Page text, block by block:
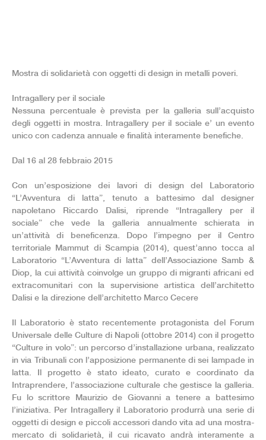
Mostra di solidarietà con oggetti di design in metalli poveri.
Intragallery per il sociale
Nessuna percentuale è prevista per la galleria sull’acquisto
degli oggetti in mostra. Intragallery per il sociale e’ un evento
unico con cadenza annuale e finalità interamente benefiche.
Dal 16 al 28 febbraio 2015
Con un’esposizione dei lavori di design del Laboratorio
“L’Avventura di latta”, tenuto a battesimo dal designer
napoletano Riccardo Dalisi, riprende “Intragallery per il
sociale” che vede la galleria annualmente schierata in
un’attività di beneficenza. Dopo l’impegno per il Centro
territoriale Mammut di Scampia (2014), quest’anno tocca al
Laboratorio “L’Avventura di latta” dell’Associazione Samb &
Diop, la cui attività coinvolge un gruppo di migranti africani ed
extracomunitari con la supervisione artistica dell’architetto
Dalisi e la direzione dell’architetto Marco Cecere
Il Laboratorio è stato recentemente protagonista del Forum
Universale delle Culture di Napoli (ottobre 2014) con il progetto
“Culture in volo”: un percorso d’installazione urbana, realizzato
in via Tribunali con l’apposizione permanente di sei lampade in
latta. Il progetto è stato ideato, curato e coordinato da
Intraprendere, l’associazione culturale che gestisce la galleria.
Fu lo scrittore Maurizio de Giovanni a tenere a battesimo
l’iniziativa. Per Intragallery il Laboratorio produrrà una serie di
oggetti di design e piccoli accessori dando vita ad una mostra-
mercato di solidarietà, il cui ricavato andrà interamente a